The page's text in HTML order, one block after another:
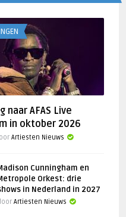
naar AFAS Live
in oktober 2026
Artiesten Nieuws
Cunningham en
Orkest: drie
in Nederland in 2027
Artiesten Nieuws